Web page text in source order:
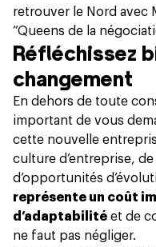
retrouver le Nord avec
“Queens de la
Réfléchissez
changement
En dehors de toute
important de vous
cette nouvelle
culture d’entreprise,
d’opportunités
représente un coût
d’adaptabilité et de
ne faut pas négliger.